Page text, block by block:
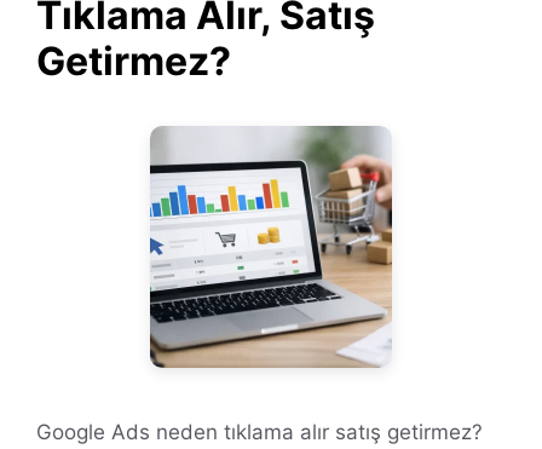
Tıklama Alır, Satış
Getirmez?
Google Ads neden tıklama alır satış getirmez?